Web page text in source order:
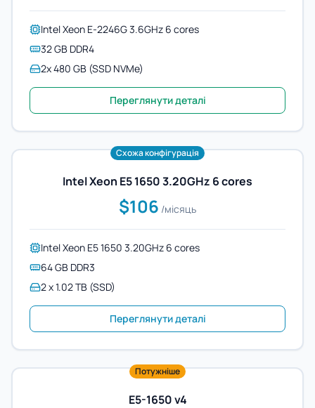
Intel Xeon E-2246G 3.6GHz 6 cores
32 GB DDR4
2x 480 GB (SSD NVMe)
Переглянути деталі
Схожа конфігурація
Intel Xeon E5 1650 3.20GHz 6 cores
$106 /місяць
Intel Xeon E5 1650 3.20GHz 6 cores
64 GB DDR3
2 x 1.02 TB (SSD)
Переглянути деталі
Потужніше
E5-1650 v4